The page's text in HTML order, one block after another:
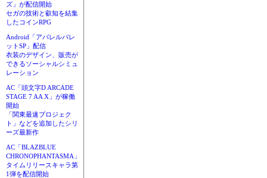
ズ」が配信開始
セガの技術と叡知を結集
したコインRPG
Android「アパレルパレ
ットSP」配信
衣装のデザイン、販売が
できるソーシャルシミュ
レーション
AC「頭文字D ARCADE
STAGE 7 AA X」が稼働
開始
「関東最速プロジェク
ト」などを追加したシリ
ーズ最新作
AC「BLAZBLUE
CHRONOPHANTASMA」
タイムリリースキャラ第
1弾を配信開始